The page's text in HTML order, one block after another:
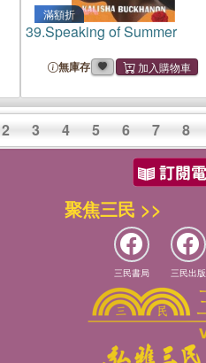
滿額折
39.Speaking of Summer
無庫存
2 3 4 5 6 7 8
聚焦三民 >>
三民書局 三民出版